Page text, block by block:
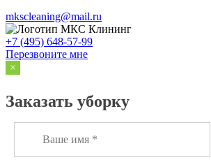
mkscleaning@mail.ru
+7 (495) 648-57-99
Перезвоните мне
×
Заказать уборку